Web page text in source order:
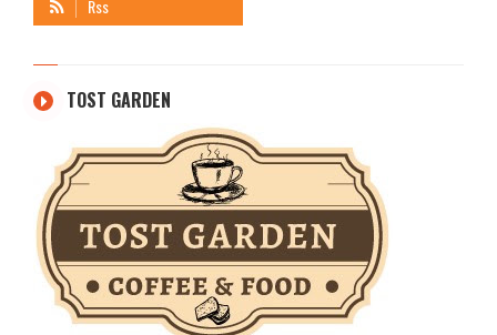
TOST GARDEN